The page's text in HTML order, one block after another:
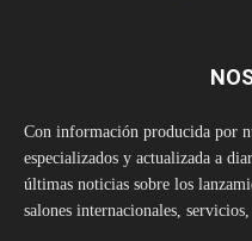
Con información producida por
especializados y actualizada a
últimas noticias sobre los
salones internacionales,